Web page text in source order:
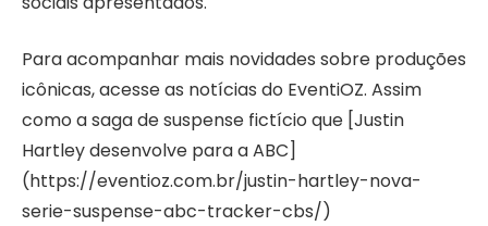
Para acompanhar mais novidades sobre produções
icônicas, acesse as notícias do EventiOZ. Assim
como a saga de suspense fictício que [Justin
Hartley desenvolve para a ABC]
(https://eventioz.com.br/justin-hartley-nova-
serie-suspense-abc-tracker-cbs/)